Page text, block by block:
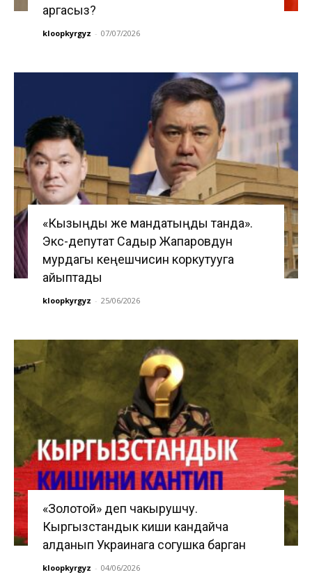
аргасыз?
kloopkyrgyz - 07/07/2026
«Кызыңды же мандатыңды танда».
Экс-депутат Садыр Жапаровдун
мурдагы кеңешчисин коркутууга
айыптады
kloopkyrgyz - 25/06/2026
«Золотой» деп чакырушчу.
Кыргызстандык киши кандайча
алданып Украинага согушка барган
kloopkyrgyz - 04/06/2026